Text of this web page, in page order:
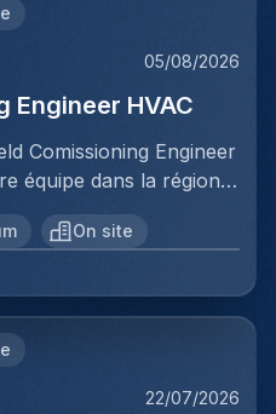
05/08/2026
Engineer HVAC
Comissioning Engineer
équipe dans la région
vous fournirez une
lors de la mise en
installations HVAC
responsable de
installés,
On site
22/07/2026